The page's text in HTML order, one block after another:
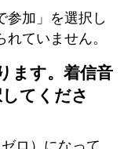
参加」を選択し
ていません。
ます。着信音
てくださ
ロ）になって